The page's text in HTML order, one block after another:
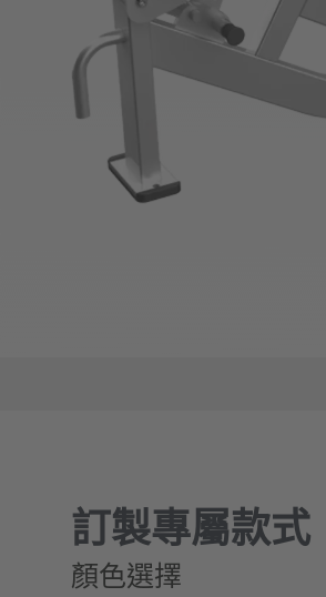
訂製專屬款式
顏色選擇